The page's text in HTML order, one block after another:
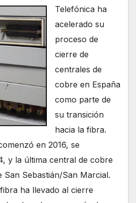
Telefónica ha
acelerado su
proceso de
cierre de
centrales de
cobre en España
como parte de
su transición
hacia la fibra.
en 2016, se
y la última central de cobre
Sebastián/San Marcial.
ha llevado al cierre